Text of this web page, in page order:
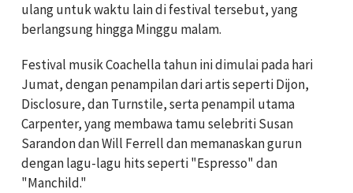
ulang untuk waktu lain di festival tersebut, yang
berlangsung hingga Minggu malam.
Festival musik Coachella tahun ini dimulai pada hari
Jumat, dengan penampilan dari artis seperti Dijon,
Disclosure, dan Turnstile, serta penampil utama
Carpenter, yang membawa tamu selebriti Susan
Sarandon dan Will Ferrell dan memanaskan gurun
dengan lagu-lagu hits seperti "Espresso" dan
"Manchild."